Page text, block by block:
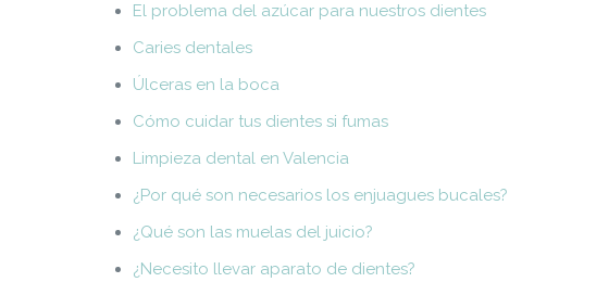
El problema del azúcar para nuestros dientes
Caries dentales
Úlceras en la boca
Cómo cuidar tus dientes si fumas
Limpieza dental en Valencia
¿Por qué son necesarios los enjuagues bucales?
¿Qué son las muelas del juicio?
¿Necesito llevar aparato de dientes?